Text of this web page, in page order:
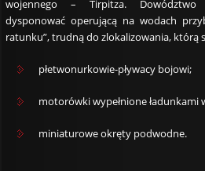
wojennego – Tirpitza. Dowództwo
dysponować operującą na wodach
ratunku”, trudną do zlokalizowania, którą
płetwonurkowie-pływacy bojowi;
motorówki wypełnione ładunkami
miniaturowe okręty podwodne.